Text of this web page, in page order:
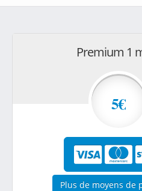
Premium 1
5€
Plus de moyens de